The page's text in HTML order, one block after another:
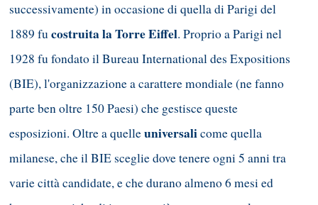
successivamente) in occasione di quella di Parigi del
1889 fucostruita la Torre Eiffel. Proprio a Parigi nel
1928 fu fondato il Bureau International des Expositions
(BIE), l'organizzazione a carattere mondiale (ne fanno
parte ben oltre 150 Paesi) che gestisce queste
esposizioni. Oltre a quelleuniversalicome quella
milanese, che il BIE sceglie dove tenere ogni 5 anni tra
varie città candidate, e che durano almeno 6 mesi ed